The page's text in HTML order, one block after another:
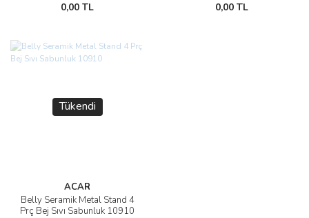
0,00 TL 0,00 TL
Tükendi
ACAR
Belly Seramik Metal Stand 4
Prç Bej Sıvı Sabunluk 10910